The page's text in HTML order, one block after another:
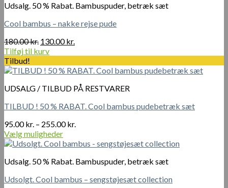
Udsalg. 50 % Rabat. Bambuspuder, betræk sæt
Cool bambus – nakke rejse pude
180.00kr. Den
oprindelige
var:
130.00kr.
er:
Tilføj til kurv
Tilbud!
UDSALG / TILBUD PÅ RESTVARER
TILBUD ! 50 % RABAT. Cool bambus pudebetræk sæt
95.00kr. – 255.00kr.
til
Vælg muligheder
Dette
har
varianter.
Udsalg. 50 % Rabat. Bambuspuder, betræk sæt
Udsolgt. Cool bambus – sengstøjesæt collection